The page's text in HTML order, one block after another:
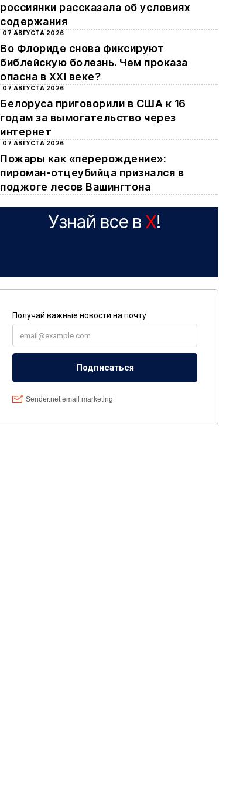
россиянки рассказала об условиях
содержания
07 АВГУСТА 2026
Во Флориде снова фиксируют
библейскую болезнь. Чем проказа
опасна в XXI веке?
07 АВГУСТА 2026
Белоруса приговорили в США к 16
годам за вымогательство через
интернет
07 АВГУСТА 2026
Пожары как «перерождение»:
пироман-отцеубийца признался в
поджоге лесов Вашингтона
Узнай все в X!